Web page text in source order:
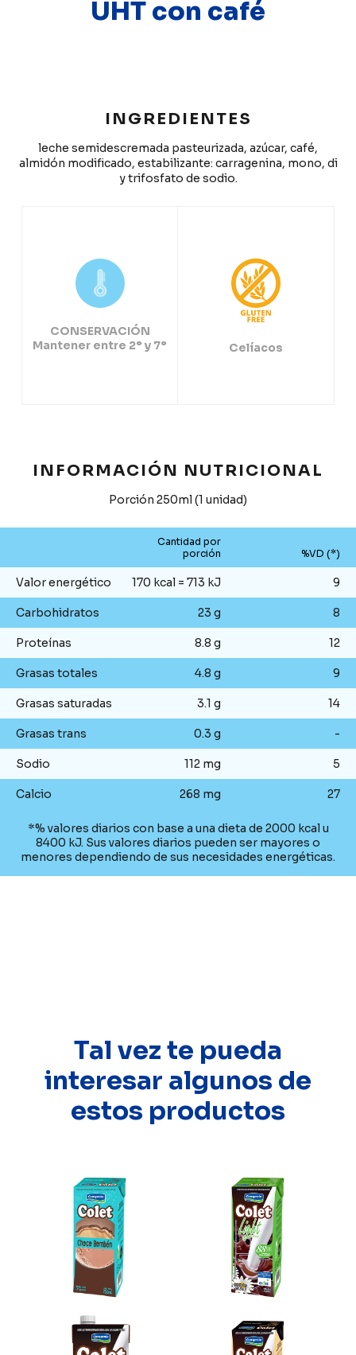
UHT con café
INGREDIENTES
leche semidescremada pasteurizada, azúcar, café,
almidón modificado, estabilizante: carragenina, mono, di
y trifosfato de sodio.
CONSERVACIÓN
Mantener entre 2° y 7°
Celíacos
INFORMACIÓN NUTRICIONAL
Porción 250ml (1 unidad)
Cantidad por
porción
%VD (*)
Valor energético 170 kcal = 713 kJ 9
Carbohidratos 23 g 8
Proteínas 8.8 g 12
Grasas totales 4.8 g 9
Grasas saturadas 3.1 g 14
Grasas trans 0.3 g -
Sodio 112 mg 5
Calcio 268 mg 27
*% valores diarios con base a una dieta de 2000 kcal u
8400 kJ. Sus valores diarios pueden ser mayores o
menores dependiendo de sus necesidades energéticas.
Tal vez te pueda
interesar algunos de
estos productos